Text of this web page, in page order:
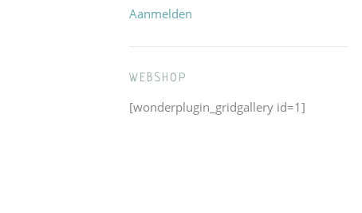
Aanmelden
WEBSHOP
[wonderplugin_gridgallery id=1]